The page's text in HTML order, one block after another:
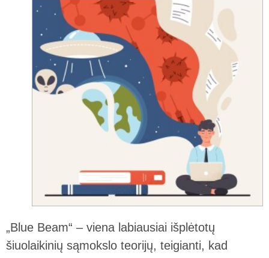
„Blue Beam“ – viena labiausiai išplėtotų
šiuolaikinių sąmokslo teorijų, teigianti, kad